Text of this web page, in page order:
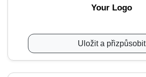
Your Logo
Uložit a přizpůsobit